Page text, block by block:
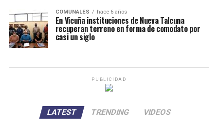
COMUNALES hace 6 años
En Vicuña instituciones de Nueva Talcuna
recuperan terreno en forma de comodato por
casi un siglo
PUBLICIDAD
LATEST TRENDING VIDEOS